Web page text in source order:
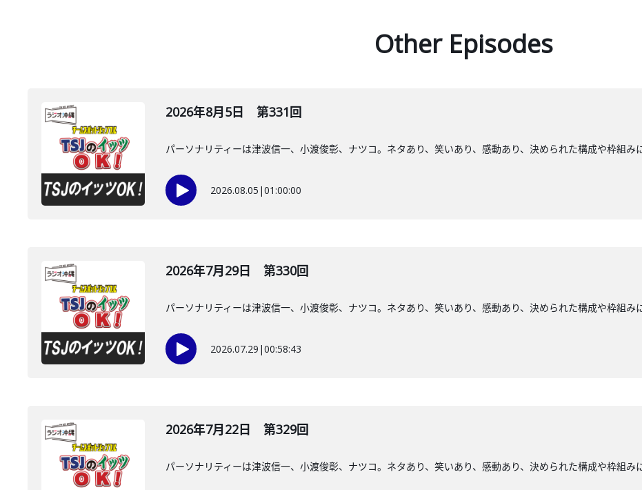
Other Episodes
2026年8月5日 第331回
パーソナリティーは津波信一、小渡俊彰、ナツコ。ネタあり、笑いあり、感動あり、決められた構成や枠組み
2026.08.05 |01:00:00
2026年7月29日 第330回
パーソナリティーは津波信一、小渡俊彰、ナツコ。ネタあり、笑いあり、感動あり、決められた構成や枠組み
2026.07.29 |00:58:43
2026年7月22日 第329回
パーソナリティーは津波信一、小渡俊彰、ナツコ。ネタあり、笑いあり、感動あり、決められた構成や枠組み